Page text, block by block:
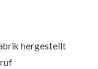
hergestellt